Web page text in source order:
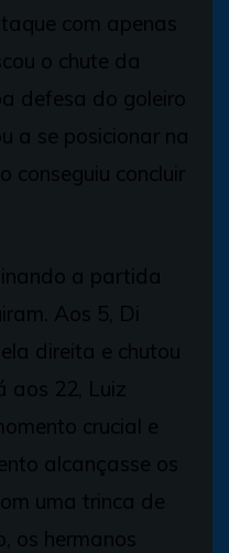
com apenas
o chute da
defesa do goleiro
a se posicionar na
conseguiu concluir
a partida
Aos 5, Di
direita e chutou
aos 22, Luiz
crucial e
alcançasse os
uma trinca de
os hermanos